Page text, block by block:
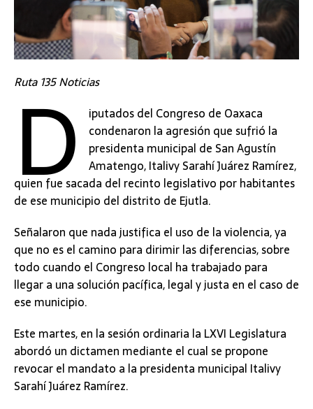
Ruta 135 Noticias
D iputados del Congreso de Oaxaca
condenaron la agresión que sufrió la
presidenta municipal de San Agustín
Amatengo, Italivy Sarahí Juárez Ramírez,
quien fue sacada del recinto legislativo por habitantes
de ese municipio del distrito de Ejutla.
Señalaron que nada justifica el uso de la violencia, ya
que no es el camino para dirimir las diferencias, sobre
todo cuando el Congreso local ha trabajado para
llegar a una solución pacífica, legal y justa en el caso de
ese municipio.
Este martes, en la sesión ordinaria la LXVI Legislatura
abordó un dictamen mediante el cual se propone
revocar el mandato a la presidenta municipal Italivy
Sarahí Juárez Ramírez.